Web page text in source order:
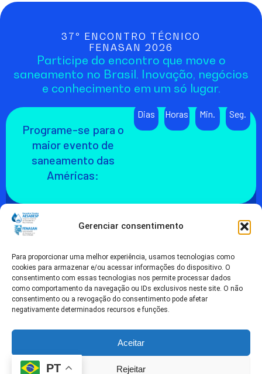
Gerenciar consentimento
Para proporcionar uma melhor experiência, usamos tecnologias como
cookies para armazenar e/ou acessar informações do dispositivo. O
consentimento com essas tecnologias nos permite processar dados
como comportamento da navegação ou IDs exclusivos neste site. O não
consentimento ou a revogação do consentimento pode afetar
negativamente determinados recursos e funções.
Aceitar
Rejeitar
37º ENCONTRO TÉCNICO
FENASAN 2026
Participe do encontro que move o
saneamento no Brasil. Inovação, negócios
e conhecimento em um só lugar.
Programe-se para o
maior evento de
saneamento das
Américas:
Dias Horas Min. Seg.
FIQUE POR DENTRO
Cadastre-se para receber as
Encontro Técnico AESabesp
e FENASAN 2026.
CLIQUE AQUI
© 2026 ASSOCIAÇÃO DOS
ENGENHEIROS DA SABESP -
DESENVOLVIDO
PT